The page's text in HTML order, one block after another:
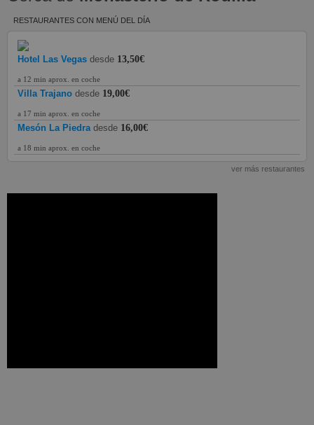
RESTAURANTES CON MENÚ DEL DÍA
Hotel Las Vegas desde 13,50€
a 12 min aprox. en coche
Villa Trajano desde 19,00€
a 17 min aprox. en coche
Mesón La Piedradesde 16,00€
a 18 min aprox. en coche
ver más restaurantes